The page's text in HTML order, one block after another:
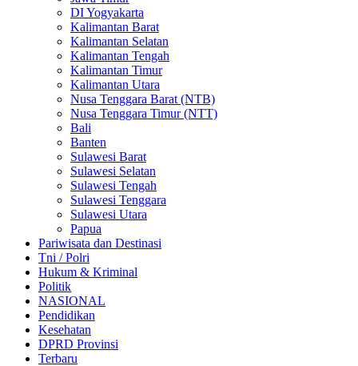
DI Yogyakarta
Kalimantan Barat
Kalimantan Selatan
Kalimantan Tengah
Kalimantan Timur
Kalimantan Utara
Nusa Tenggara Barat (NTB)
Nusa Tenggara Timur (NTT)
Bali
Banten
Sulawesi Barat
Sulawesi Selatan
Sulawesi Tengah
Sulawesi Tenggara
Sulawesi Utara
Papua
Pariwisata dan Destinasi
Tni / Polri
Hukum & Kriminal
Politik
NASIONAL
Pendidikan
Kesehatan
DPRD Provinsi
Terbaru